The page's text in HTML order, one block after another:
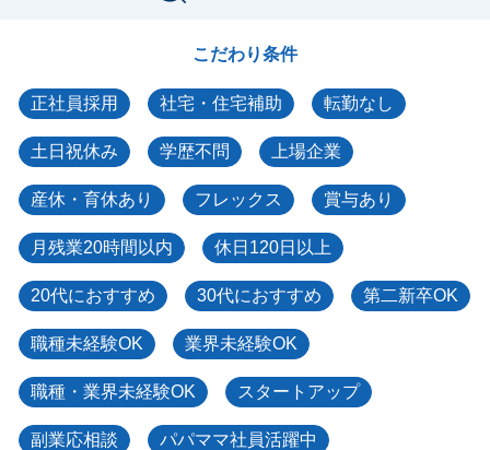
こだわり条件
正社員採用 社宅・住宅補助 転勤なし
土日祝休み 学歴不問 上場企業
産休・育休あり フレックス 賞与あり
月残業20時間以内 休日120日以上
20代におすすめ 30代におすすめ 第二新卒OK
職種未経験OK 業界未経験OK
職種・業界未経験OK スタートアップ
副業応相談 パパママ社員活躍中